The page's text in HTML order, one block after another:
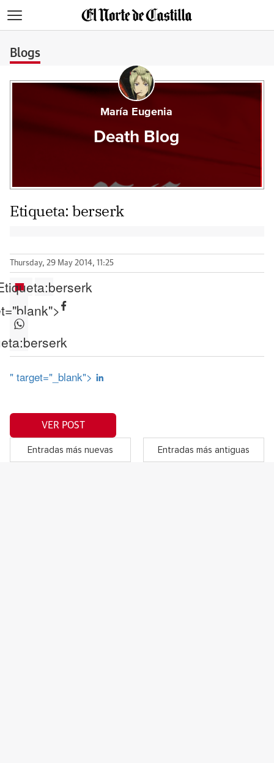
Blogs
María Eugenia
Death Blog
Etiqueta:berserk
Thursday, 29 May 2014, 11:25
berserk
berserk
" target="_blank">
VER POST
Entradas más nuevas Entradas más antiguas